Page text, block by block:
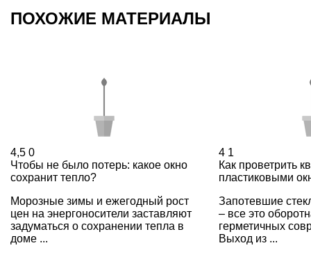
ПОХОЖИЕ МАТЕРИАЛЫ
4,5 0
Чтобы не было потерь: какое окно
сохранит тепло?
Морозные зимы и ежегодный рост
цен на энергоносители заставляют
задуматься о сохранении тепла в
доме ...
4 1
Как проветрить
пластиковыми
Запотевшие
– все это
герметичных
Выход из ...